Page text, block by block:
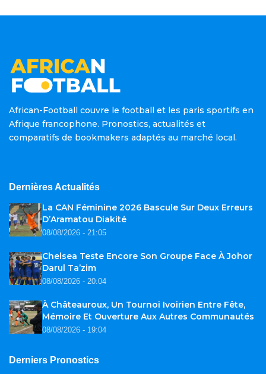
African-Football couvre le football et les paris sportifs en
Afrique francophone. Pronostics, actualités et
comparatifs de bookmakers adaptés au marché local.
Dernières Actualités
La CAN Féminine 2026 Bascule Sur Deux Erreurs
D’Aramatou Diakité
08/08/2026 - 21:05
Chelsea Teste Encore Son Groupe Face À Johor
Darul Ta’zim
08/08/2026 - 20:04
À Châteauroux, Un Tournoi Ivoirien Entre Fête,
Mémoire Et Ouverture Aux Autres Communautés
08/08/2026 - 19:04
Derniers Pronostics